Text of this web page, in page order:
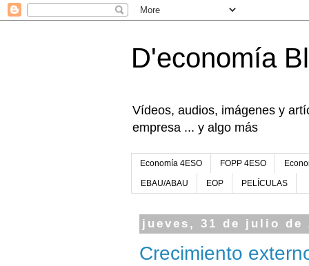
D'economía
Vídeos, audios, imágenes y
empresa ... y algo más
Economía 4ESO FOPP 4ESO
EBAU/ABAU EOP PELÍCULAS
jueves, 31 de julio de
Crecimiento